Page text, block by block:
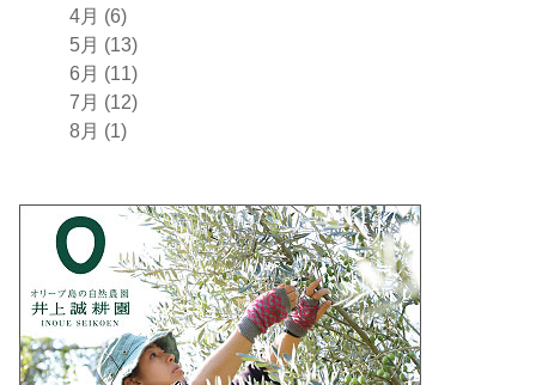
4月 (6)
5月 (13)
6月 (11)
7月 (12)
8月 (1)